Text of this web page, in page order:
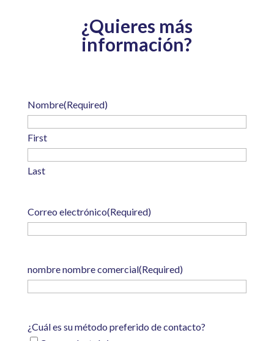
¿Quieres más
información?
Nombre(Required)
First
Last
Correo electrónico(Required)
nombre nombre comercial(Required)
¿Cuál es su método preferido de contacto?